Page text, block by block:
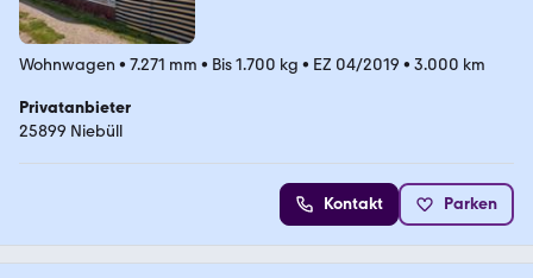
Wohnwagen • 7.271 mm • Bis 1.700 kg • EZ 04/2019 • 3.000 km
Privatanbieter
25899 Niebüll
Kontakt Parken